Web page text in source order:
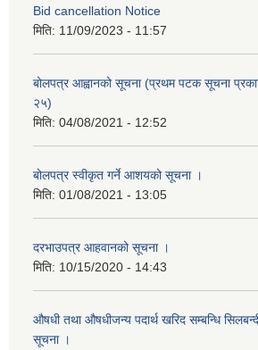
Bid cancellation Notice
मिति: 11/09/2023 - 11:57
बोलपत्र आह्वानको सूचना (प्रथम पटक सूचना
२५)
मिति: 04/08/2021 - 12:52
बोलपत्र स्वीकृत गर्ने आशयको सूचना ।
मिति: 01/08/2021 - 13:05
दरभाउपत्र आहवानको सूचना ।
मिति: 10/15/2020 - 14:43
औषधी तथा औषधीजन्य पदार्थ खरिद सम्बन्धि
सूचना ।